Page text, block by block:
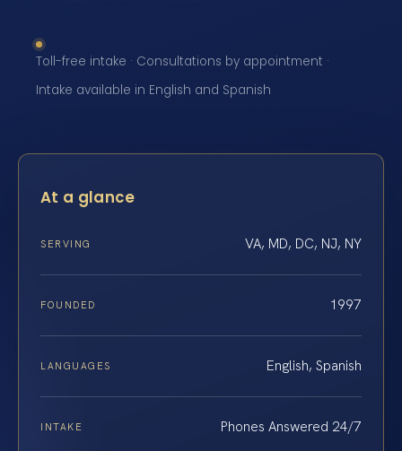
Toll-free intake · Consultations by appointment ·
Intake available in English and Spanish
At a glance
SERVING VA, MD, DC, NJ, NY
FOUNDED 1997
LANGUAGES English, Spanish
INTAKE Phones Answered 24/7